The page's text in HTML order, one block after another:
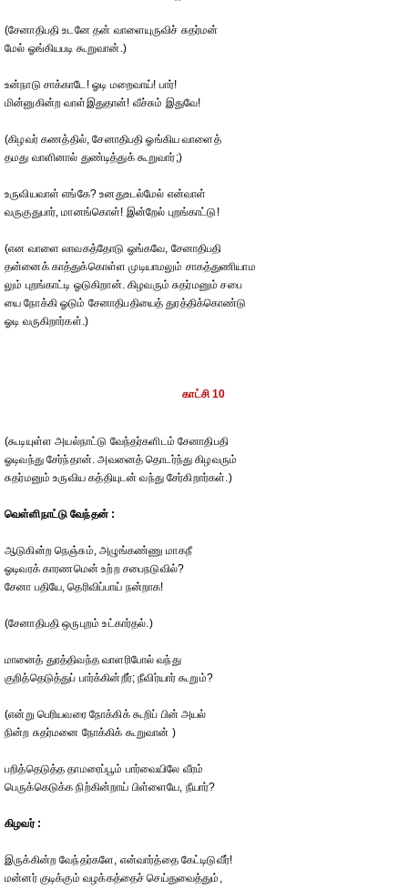
(சேனாதிபதி உடனே தன் வாளையுருவிச் சுதர்மன்
மேல் ஓங்கியபடி கூறுவான்.)
உன்நாடு சாக்காடே! ஓடி மறைவாய்! பார்!
மின்னுகின்ற வாள்இதுதான்! வீச்சும் இதுவே!
(கிழவர் கணத்தில், சேனாதிபதி ஓங்கிய வாளைத்
தமது வாளினால் துண்டித்துக் கூறுவார்;)
உருவியவாள் எங்கே? உனதுஉடல்மேல் என்வாள்
வருகுதுபார், மானங்கொள்! இன்றேல் புறங்காட்டு!
(என வாளை லாவகத்தோடு ஓங்கவே, சேனாதிபதி
தன்னைக் காத்துக்கொள்ள முடியாமலும் சாகத்துணியாம
லும் புறங்காட்டி ஓடுகிறான். கிழவரும் சுதர்மனும் சபை
யை நோக்கி ஓடும் சேனாதிபதியைத் துரத்திக்கொண்டு
ஓடி வருகிறார்கள்.)
காட்சி 10
(கூடியுள்ள அயல்நாட்டு வேந்தர்களிடம் சேனாதிபதி
ஓடிவந்து சேர்ந்தான். அவனைத் தொடர்ந்து கிழவரும்
சுதர்மனும் உருவிய கத்தியுடன் வந்து சேர்கிறார்கள்.)
வெள்ளிநாட்டு வேந்தன் :
ஆடுகின்ற நெஞ்சும், அழுங்கண்ணு மாகநீ
ஓடிவரக் காரணமென் உற்ற சபைநடுவில்?
சேனா பதியே, தெரிவிப்பாய் நன்றாக!
(சேனாதிபதி ஒருபுறம் உட்கார்தல்.)
மானைத் துரத்திவந்த வாளரிபோல் வந்து
குறித்தெடுத்துப் பார்க்கின்றீர்; நீவிர்யார் கூறும்?
(என்று பெரியவரை நோக்கிக் கூறிப் பின் அயல்
நின்ற சுதர்மனை நோக்கிக் கூறுவான் )
பறித்தெடுத்த தாமரைப்பூம் பார்வையிலே வீரம்
பெருக்கெடுக்க நிற்கின்றாய் பிள்ளையே, நீயார்?
கிழவர் :
இருக்கின்ற வேந்தர்களே, என்வார்த்தை கேட்டிடுவீர்!
மன்னர் குடிக்கும் வழக்கத்தைச் செய்துவைத்தும்,